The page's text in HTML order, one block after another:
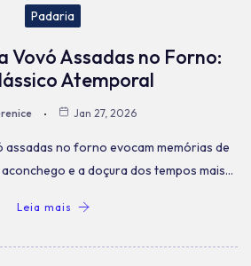
Padaria
Vovó Assadas no Forno:
Atemporal
Jan 27, 2026
assadas no forno evocam memórias de
e a doçura dos tempos mais…
Leia mais